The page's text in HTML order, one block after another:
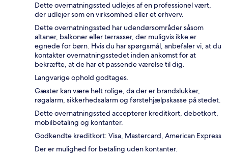
Dette overnatningssted udlejes af en professionel vært,
der udlejer som en virksomhed eller et erhverv.
Dette overnatningssted har udendørsområder såsom
altaner, balkoner eller terrasser, der muligvis ikke er
egnede for børn. Hvis du har spørgsmål, anbefaler vi, at du
kontakter overnatningsstedet inden ankomst for at
bekræfte, at de har et passende værelse til dig.
Langvarige ophold godtages.
Gæster kan være helt rolige, da der er brandslukker,
røgalarm, sikkerhedsalarm og førstehjælpskasse på stedet.
Dette overnatningssted accepterer kreditkort, debetkort,
mobilbetaling og kontanter.
Godkendte kreditkort: Visa, Mastercard, American Express
Der er mulighed for betaling uden kontanter.